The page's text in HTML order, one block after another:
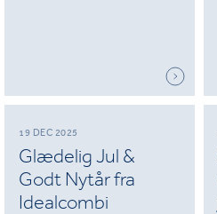
19 DEC 2025
Glædelig Jul &
Godt Nytår fra
Idealcombi